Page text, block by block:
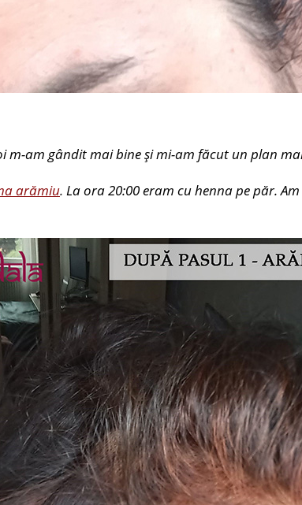
am gândit mai bine și mi-am făcut un plan
arămiu. La ora 20:00 eram cu henna pe păr.